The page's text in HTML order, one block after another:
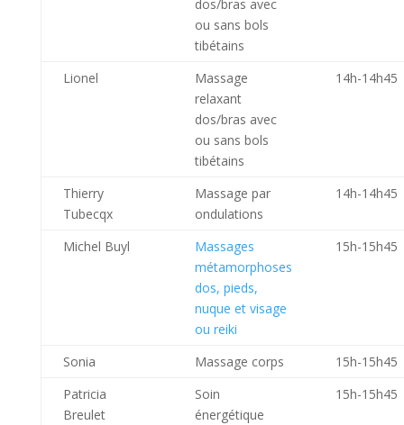
dos/bras avec
ou sans bols
tibétains
Lionel
Massage
relaxant
dos/bras avec
ou sans bols
tibétains
14h-14h45
Thierry
Tubecqx
Massage par
ondulations
14h-14h45
Michel Buyl
Massages
métamorphoses
dos, pieds,
nuque et visage
ou reiki
15h-15h45
Sonia Massage corps
15h-15h45
Patricia
Breulet
Soin
énergétique
15h-15h45